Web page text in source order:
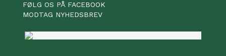
FØLG OS PÅ FACEBOOK
MODTAG NYHEDSBREV